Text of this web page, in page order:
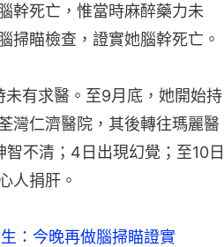
幹死亡，惟當時麻醉藥力未
掃瞄檢查，證實她腦幹死亡。
有求醫。至9月底，她開始持
灣仁濟醫院，其後轉往瑪麗醫
不清；4日出現幻覺；至10日
人捐肝。
：今晚再做腦掃瞄證實